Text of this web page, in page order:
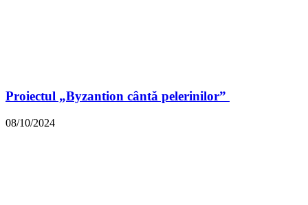
Proiectul „Byzantion cântă pelerinilor”
08/10/2024